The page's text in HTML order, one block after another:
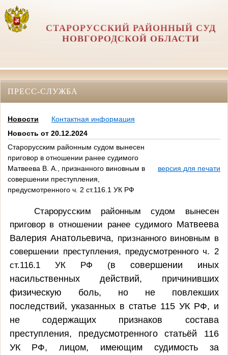
СТАРОРУССКИЙ РАЙОННЫЙ СУД
НОВГОРОДСКОЙ ОБЛАСТИ
ПРЕСС-СЛУЖБА
Новости
Контактная информация
Новость от 20.12.2024
Старорусским районным судом вынесен
приговор в отношении ранее судимого
Матвеева В. А., признанного виновным в
совершении преступления,
предусмотренного ч. 2 ст.116.1 УК РФ
версия для печати
Старорусским районным судом вынесен
приговор в отношении ранее судимого Матвеева
Валерия Анатольевича, признанного виновным в
совершении преступления, предусмотренного ч. 2
ст.116.1 УК РФ
(в совершении иных
насильственных действий, причинивших
физическую боль, но не повлекших
последствий, указанных в статье 115 УК РФ, и
не содержащих признаков состава
преступления, предусмотренного статьёй 116
УК РФ, лицом, имеющим судимость за